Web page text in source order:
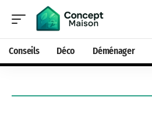
Conseils Déco Déménager